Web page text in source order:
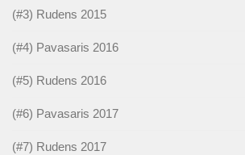
(#3) Rudens 2015
(#4) Pavasaris 2016
(#5) Rudens 2016
(#6) Pavasaris 2017
(#7) Rudens 2017